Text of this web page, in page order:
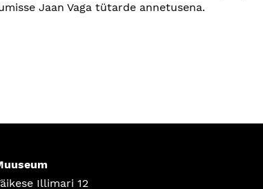
Jaan Vaga tütarde annetusena.
Illimari 12